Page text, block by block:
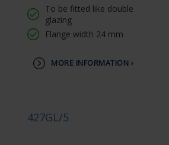
To be fitted like double
glazing
Flange width 24 mm
MORE INFORMATION ›
427GL/5